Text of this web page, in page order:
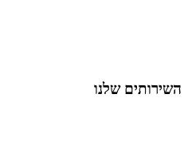
השירותים שלנו